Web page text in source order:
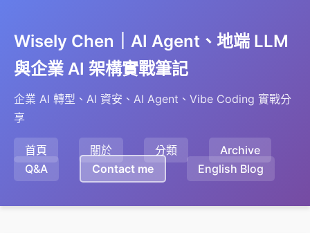
Wisely Chen｜AI Agent、地端 LLM
與企業 AI 架構實戰筆記
企業 AI 轉型、AI 資安、AI Agent、Vibe Coding 實戰分
享
首頁 關於 分類
Archive
Q&A
Contact me English Blog